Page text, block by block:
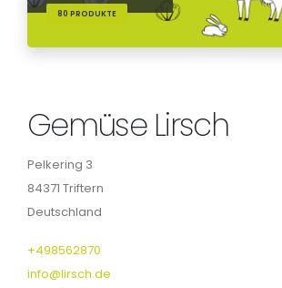
80 PRODUKTE
Gemüse Lirsch
Pelkering 3
84371 Triftern
Deutschland
+498562870
info@lirsch.de